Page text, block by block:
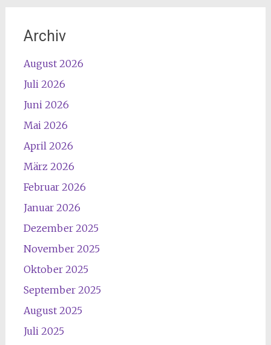
Archiv
August 2026
Juli 2026
Juni 2026
Mai 2026
April 2026
März 2026
Februar 2026
Januar 2026
Dezember 2025
November 2025
Oktober 2025
September 2025
August 2025
Juli 2025